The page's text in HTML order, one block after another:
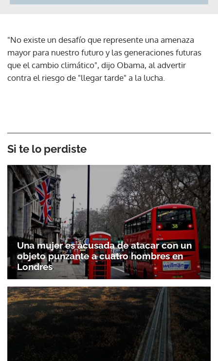
"No existe un desafío que represente una amenaza
mayor para nuestro futuro y las generaciones futuras
que el cambio climático", dijo Obama, al advertir
contra el riesgo de "llegar tarde" a la lucha.
Si te lo perdiste
Una mujer es acusada de atacar con un
objeto punzante a cuatro hombres en
Londres